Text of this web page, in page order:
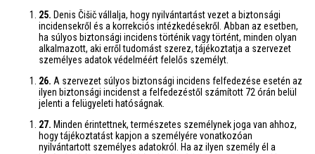
25. Denis Čišič vállalja, hogy nyilvántartást vezet a biztonsági
incidensekről és a korrekciós intézkedésekről. Abban az esetben,
ha súlyos biztonsági incidens történik vagy történt, minden olyan
alkalmazott, aki erről tudomást szerez, tájékoztatja a szervezet
személyes adatok védelméért felelős személyt.
26. A szervezet súlyos biztonsági incidens felfedezése esetén az
ilyen biztonsági incidenst a felfedezéstől számított 72 órán belül
jelenti a felügyeleti hatóságnak.
27. Minden érintettnek, természetes személynek joga van ahhoz,
hogy tájékoztatást kapjon a személyére vonatkozóan
nyilvántartott személyes adatokról. Ha az ilyen személy él a